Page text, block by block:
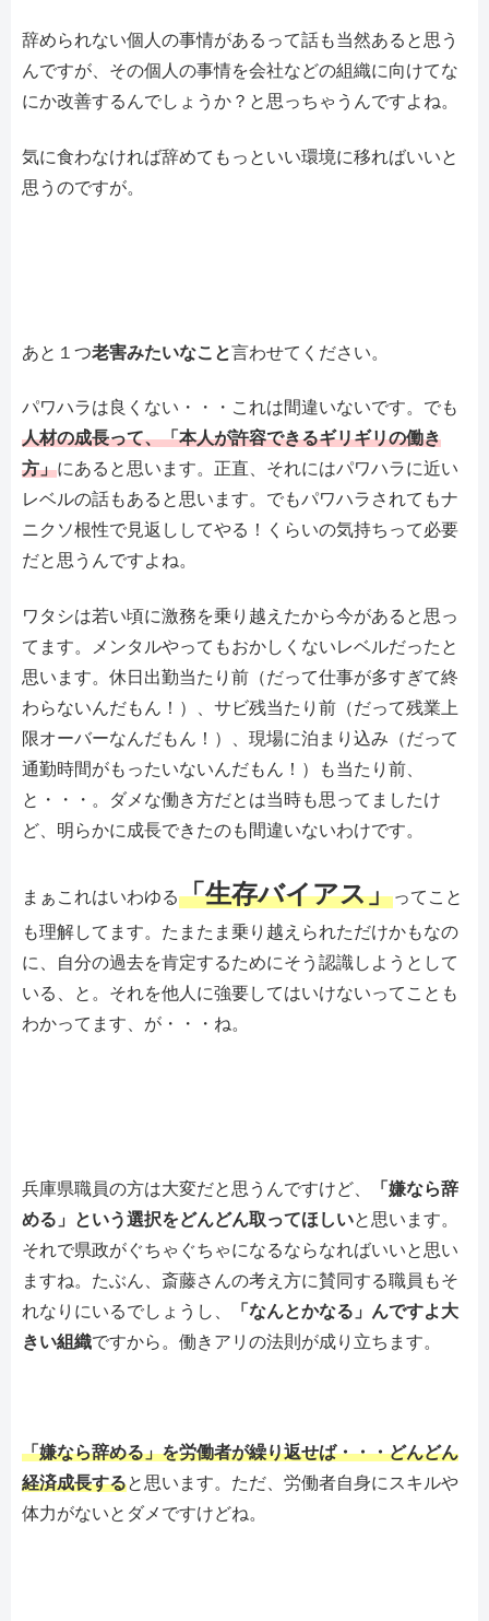
辞められない個人の事情があるって話も当然あると思う
んですが、その個人の事情を会社などの組織に向けてな
にか改善するんでしょうか？と思っちゃうんですよね。
気に食わなければ辞めてもっといい環境に移ればいいと
思うのですが。
あと１つ老害みたいなこと言わせてください。
パワハラは良くない・・・これは間違いないです。でも
人材の成長って、「本人が許容できるギリギリの働き
方」にあると思います。正直、それにはパワハラに近い
レベルの話もあると思います。でもパワハラされてもナ
ニクソ根性で見返ししてやる！くらいの気持ちって必要
だと思うんですよね。
ワタシは若い頃に激務を乗り越えたから今があると思っ
てます。メンタルやってもおかしくないレベルだったと
思います。休日出勤当たり前（だって仕事が多すぎて終
わらないんだもん！）、サビ残当たり前（だって残業上
限オーバーなんだもん！）、現場に泊まり込み（だって
通勤時間がもったいないんだもん！）も当たり前、
と・・・。ダメな働き方だとは当時も思ってましたけ
ど、明らかに成長できたのも間違いないわけです。
まぁこれはいわゆる「生存バイアス」ってこと
も理解してます。たまたま乗り越えられただけかもなの
に、自分の過去を肯定するためにそう認識しようとして
いる、と。それを他人に強要してはいけないってことも
わかってます、が・・・ね。
兵庫県職員の方は大変だと思うんですけど、
「嫌なら辞
める」という選択をどんどん取ってほしいと思います。
それで県政がぐちゃぐちゃになるならなればいいと思い
ますね。たぶん、斎藤さんの考え方に賛同する職員もそ
れなりにいるでしょうし、
「なんとかなる」んですよ大
きい組織ですから。働きアリの法則が成り立ちます。
「嫌なら辞める」を労働者が繰り返せば・・・どんどん
経済成長すると思います。ただ、労働者自身にスキルや
体力がないとダメですけどね。